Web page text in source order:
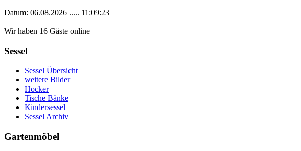
Datum: 06.08.2026 ..... 11:09:23
Wir haben 16 Gäste online
Sessel
Sessel Übersicht
weitere Bilder
Hocker
Tische Bänke
Kindersessel
Sessel Archiv
Gartenmöbel